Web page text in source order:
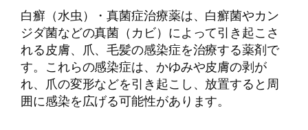
白癬（水虫）・真菌症治療薬は、白癬菌やカン
ジダ菌などの真菌（カビ）によって引き起こさ
れる皮膚、爪、毛髪の感染症を治療する薬剤で
す。これらの感染症は、かゆみや皮膚の剥が
れ、爪の変形などを引き起こし、放置すると周
囲に感染を広げる可能性があります。